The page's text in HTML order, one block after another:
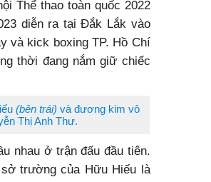
Anh Thư đến từ Thái Bình,
Thể thao toàn quốc 2022
diễn ra tại Đắk Lắk vào
và kick boxing TP. Hồ Chí
thời đang nắm giữ chiếc
(bên trái) và đương kim vô
nhau ở trận đấu đầu tiên.